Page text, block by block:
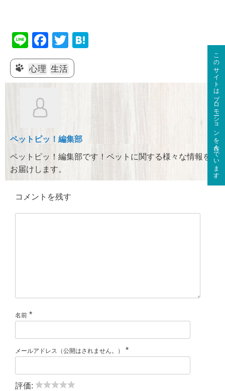
Li
n
e
F
a
c
e
o
k
T
wi
tt
er
n
心理 生活
ペットピッ！編集部
ペットピッ！編集部です！ペットに関する様々な情報を
お届けします。
コメントを残す
名前 *
メールアドレス（公開はされません。） *
評価:
このサイトはプロモーションを含んでいます。